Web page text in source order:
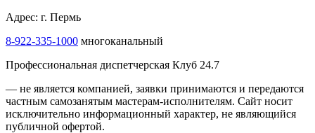
Адрес: г. Пермь
8-922-335-1000 многоканальный
Профессиональная диспетчерская Клуб 24.7
— не является компанией, заявки принимаются и передаются
частным самозанятым мастерам‑исполнителям. Сайт носит
исключительно информационный характер, не являющийся
публичной офертой.